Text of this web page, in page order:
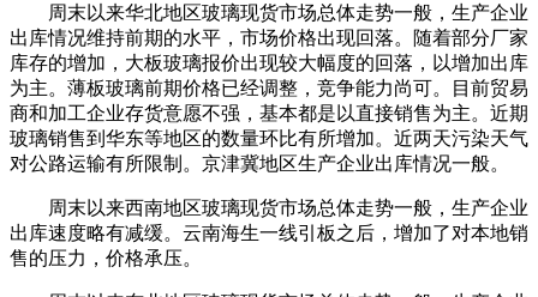
周末以来华北地区玻璃现货市场总体走势一般，生产企业
出库情况维持前期的水平，市场价格出现回落。随着部分厂家
库存的增加，大板玻璃报价出现较大幅度的回落，以增加出库
为主。薄板玻璃前期价格已经调整，竞争能力尚可。目前贸易
商和加工企业存货意愿不强，基本都是以直接销售为主。近期
玻璃销售到华东等地区的数量环比有所增加。近两天污染天气
对公路运输有所限制。京津冀地区生产企业出库情况一般。
周末以来西南地区玻璃现货市场总体走势一般，生产企业
出库速度略有减缓。云南海生一线引板之后，增加了对本地销
售的压力，价格承压。